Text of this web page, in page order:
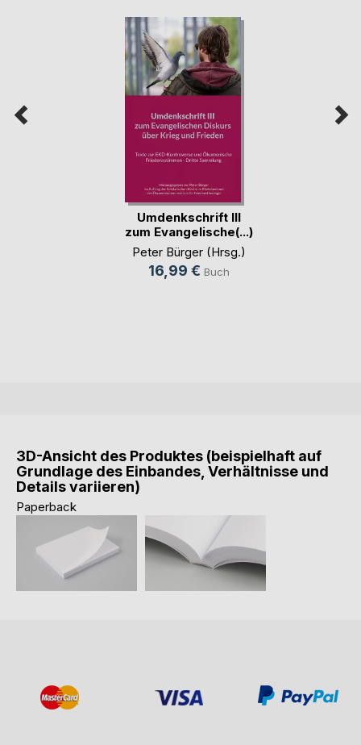
Umdenkschrift III
zum Evangelische(...)
Peter Bürger (Hrsg.)
16,99 € Buch
3D-Ansicht des Produktes (beispielhaft auf
Grundlage des Einbandes, Verhältnisse und
Details variieren)
Paperback